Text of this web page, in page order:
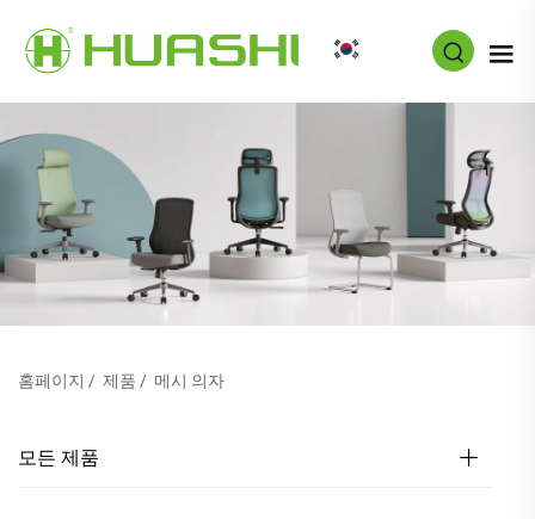
홈페이지 / 제품 / 메시 의자
모든 제품